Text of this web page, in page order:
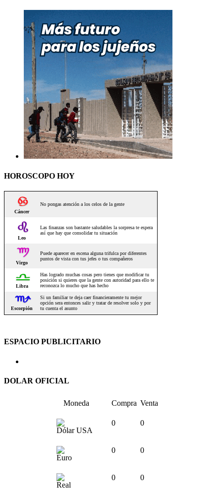
HOROSCOPO HOY
ESPACIO PUBLICITARIO
DOLAR OFICIAL
Moneda Compra Venta
Dólar USA
0 0
Euro
0 0
Real
0 0